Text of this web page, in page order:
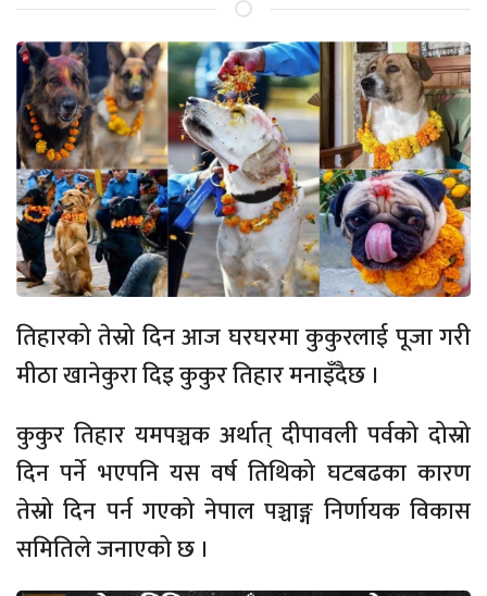
तिहारको तेस्रो दिन आज घरघरमा कुकुरलाई पूजा गरी
मीठा खानेकुरा दिइ कुकुर तिहार मनाइँदैछ ।
कुकुर तिहार यमपञ्चक अर्थात् दीपावली पर्वको दोस्रो
दिन पर्ने भएपनि यस वर्ष तिथिको घटबढका कारण
तेस्रो दिन पर्न गएको नेपाल पञ्चाङ्ग निर्णायक विकास
समितिले जनाएको छ ।